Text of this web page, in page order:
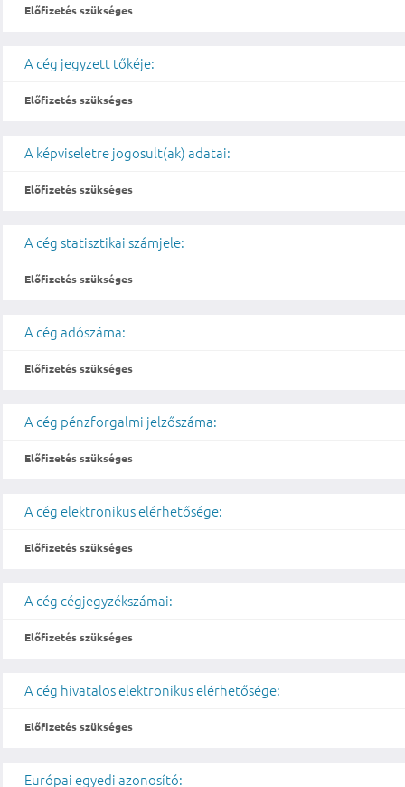
Előfizetés szükséges
A cég jegyzett tőkéje:
Előfizetés szükséges
A képviseletre jogosult(ak) adatai:
Előfizetés szükséges
A cég statisztikai számjele:
Előfizetés szükséges
A cég adószáma:
Előfizetés szükséges
A cég pénzforgalmi jelzőszáma:
Előfizetés szükséges
A cég elektronikus elérhetősége:
Előfizetés szükséges
A cég cégjegyzékszámai:
Előfizetés szükséges
A cég hivatalos elektronikus elérhetősége:
Előfizetés szükséges
Európai egyedi azonosító: